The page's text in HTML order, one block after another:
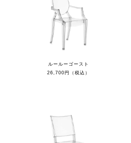
ルールーゴースト
26,700円（税込）